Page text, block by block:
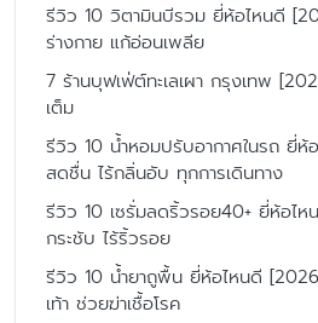
รีวิว 10 วิตามินบีรวม ยี่ห้อไหนดี
ร่างกาย แก้อ่อนเพลีย
7 ร้านบุฟเฟ่ต์ทะเลเผา กรุงเทพ
เต็ม
รีวิว 10 น้ำหอมปรับอากาศในรถ ยี่
สดชื่น ไร้กลิ่นอับ ทุกการเดินทาง
รีวิว 10 เซรั่มลดริ้วรอย40+ ยี่ห้อไ
กระชับ ไร้ริ้วรอย
รีวิว 10 น้ำยาถูพื้น ยี่ห้อไหนดี
เท้า ช่วยฆ่าเชื้อโรค